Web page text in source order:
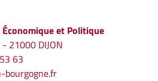
Économique et Politique
21000 DIJON
63
bourgogne.fr